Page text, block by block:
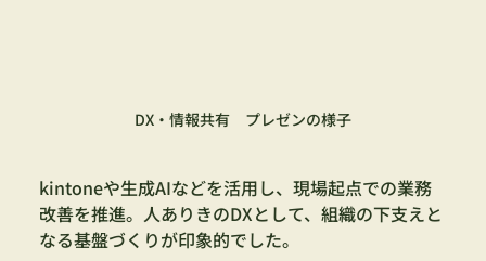
DX・情報共有　プレゼンの様子
kintoneや生成AIなどを活用し、現場起点での業務
改善を推進。人ありきのDXとして、組織の下支えと
なる基盤づくりが印象的でした。